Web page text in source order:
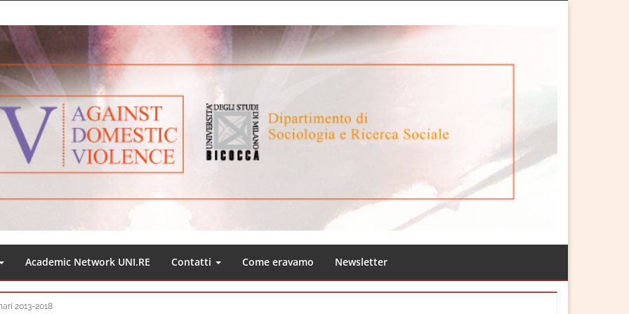
Academic Network UNI.RE Contatti Come eravamo Newsletter
2013-2018